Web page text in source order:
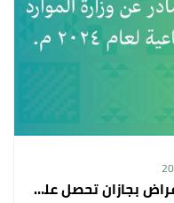
الجمعية التعاونية متعددة الاغراض بجازان تحصل على نسبة 97.08 % في تقييم حوكمة الجمعيات التعاونية